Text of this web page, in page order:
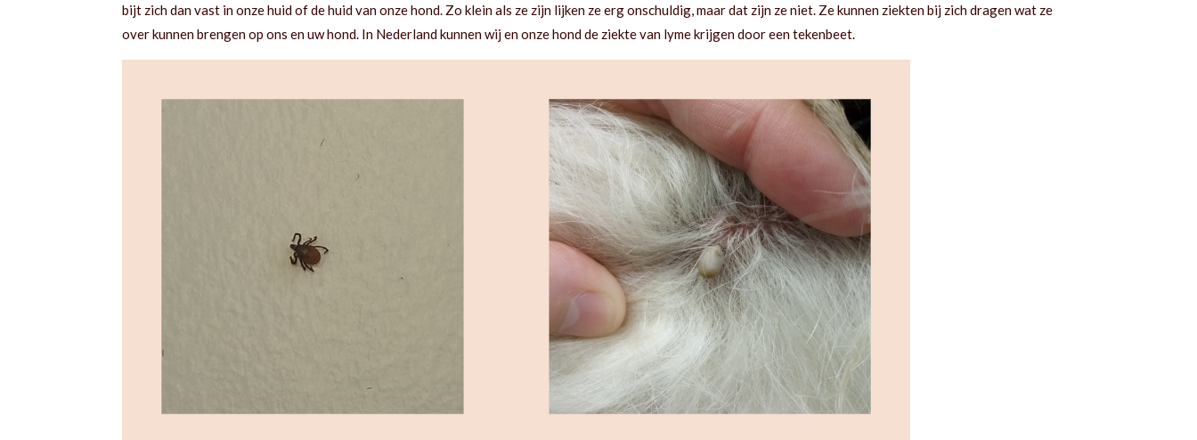
bijt zich dan vast in onze huid of de huid van onze hond. Zo klein als ze zijn lijken ze erg onschuldig, maar dat zijn ze niet. Ze kunnen ziekten bij zich dragen wat ze
over kunnen brengen op ons en uw hond. In Nederland kunnen wij en onze hond de ziekte van lyme krijgen door een tekenbeet.